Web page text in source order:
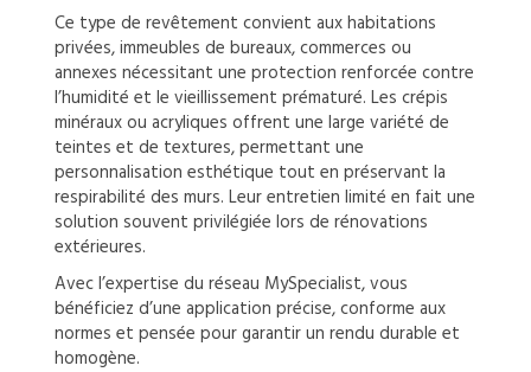
Ce type de revêtement convient aux habitations
privées, immeubles de bureaux, commerces ou
annexes nécessitant une protection renforcée contre
l’humidité et le vieillissement prématuré. Les crépis
minéraux ou acryliques offrent une large variété de
teintes et de textures, permettant une
personnalisation esthétique tout en préservant la
respirabilité des murs. Leur entretien limité en fait une
solution souvent privilégiée lors de rénovations
extérieures.
Avec l’expertise du réseau MySpecialist, vous
bénéficiez d’une application précise, conforme aux
normes et pensée pour garantir un rendu durable et
homogène.